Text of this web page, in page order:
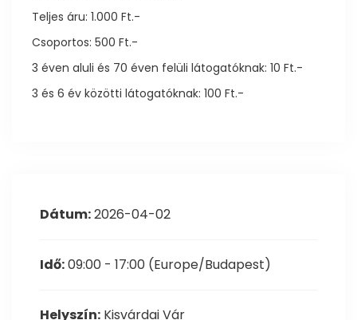
Teljes áru: 1.000 Ft.-
Csoportos: 500 Ft.-
3 éven aluli és 70 éven felüli látogatóknak: 10 Ft.-
3 és 6 év közötti látogatóknak: 100 Ft.-
Dátum:2026-04-02
Idő:09:00 - 17:00 (Europe/Budapest)
Helyszín: Kisvárdai Vár